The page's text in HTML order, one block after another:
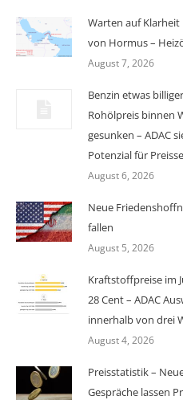
Warten auf
von Hormus –
August 7, 2026
Benzin etwas
Rohölpreis binnen
gesunken – ADAC
Potenzial für
August 6, 2026
Neue
fallen
August 5, 2026
Kraftstoffpreise im
28 Cent – ADAC
innerhalb von drei
August 4, 2026
Preisstatistik –
Gespräche lassen